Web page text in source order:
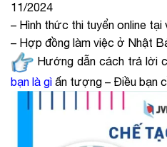
11/2024
– Hình thức thi tuyển online tại
– Hợp đồng làm việc ở Nhật
Hướng dẫn cách trả lời
bạn là gì ấn tượng – Điều bạn